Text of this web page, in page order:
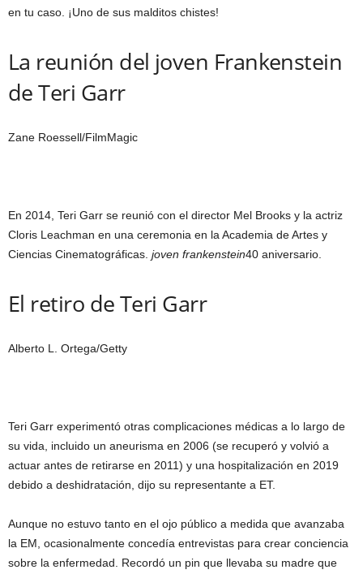
en tu caso. ¡Uno de sus malditos chistes!
La reunión del joven Frankenstein
de Teri Garr
Zane Roessell/FilmMagic
En 2014, Teri Garr se reunió con el director Mel Brooks y la actriz
Cloris Leachman en una ceremonia en la Academia de Artes y
Ciencias Cinematográficas. joven frankenstein40 aniversario.
El retiro de Teri Garr
Alberto L. Ortega/Getty
Teri Garr experimentó otras complicaciones médicas a lo largo de
su vida, incluido un aneurisma en 2006 (se recuperó y volvió a
actuar antes de retirarse en 2011) y una hospitalización en 2019
debido a deshidratación, dijo su representante a ET.
Aunque no estuvo tanto en el ojo público a medida que avanzaba
la EM, ocasionalmente concedía entrevistas para crear conciencia
sobre la enfermedad. Recordó un pin que llevaba su madre que